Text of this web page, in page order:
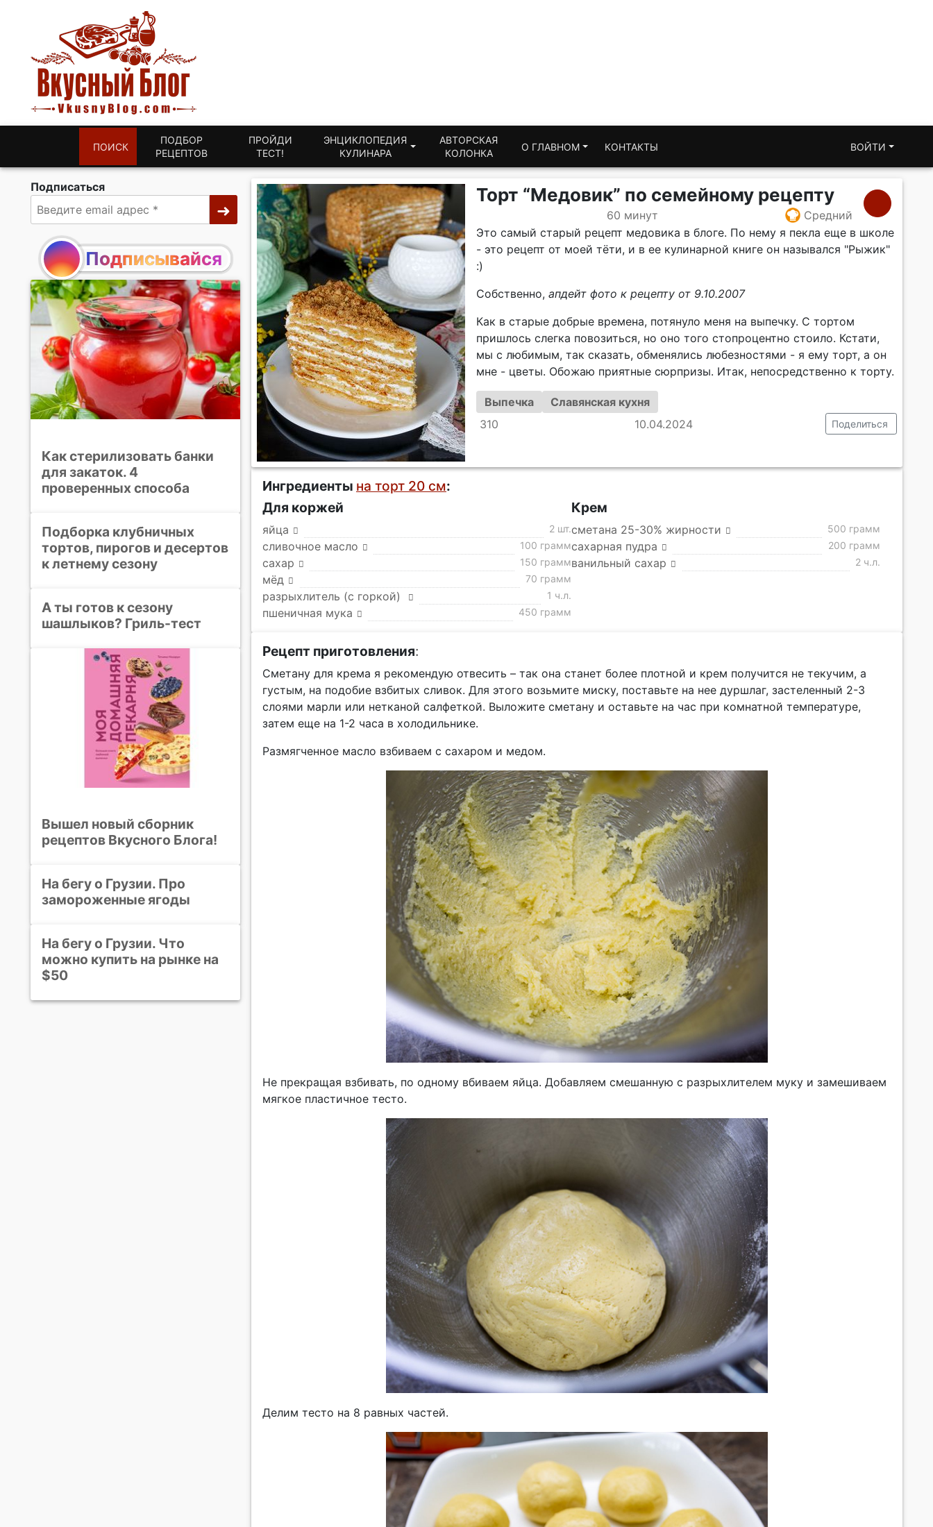
ПОИСК
ПОДБОР
РЕЦЕПТОВ
ПРОЙДИ
ТЕСТ!
ЭНЦИКЛОПЕДИЯ
КУЛИНАРА
АВТОРСКАЯ
КОЛОНКА
О ГЛАВНОМ КОНТАКТЫ ВОЙТИ
Торт “Медовик” по семейному рецепту
60 минут
Средний
Это самый старый рецепт медовика в блоге. По нему я пекла еще в школе
- это рецепт от моей тёти, и в ее кулинарной книге он назывался "Рыжик"
:)
Собственно, апдейт фото к рецепту от 9.10.2007
Как в старые добрые времена, потянуло меня на выпечку. С тортом
пришлось слегка повозиться, но оно того стопроцентно стоило. Кстати,
мы с любимым, так сказать, обменялись любезностями - я ему торт, а он
мне - цветы. Обожаю приятные сюрпризы. Итак, непосредственно к торту.
Выпечка
Славянская кухня
310
10.04.2024 Поделиться
Ингредиенты на торт 20 см:
Для коржей
яйца 2 шт.
сливочное масло 100 грамм
сахар 150 грамм
мёд 70 грамм
разрыхлитель (с горкой) 1 ч.л.
пшеничная мука 450 грамм
Крем
сметана 25-30% жирности 500 грамм
сахарная пудра 200 грамм
ванильный сахар 2 ч.л.
Рецепт приготовления:
Сметану для крема я рекомендую отвесить – так она станет более плотной и крем получится не текучим, а
густым, на подобие взбитых сливок. Для этого возьмите миску, поставьте на нее дуршлаг, застеленный 2-3
слоями марли или нетканой салфеткой. Выложите сметану и оставьте на час при комнатной температуре,
затем еще на 1-2 часа в холодильнике.
Размягченное масло взбиваем с сахаром и медом.
Не прекращая взбивать, по одному вбиваем яйца. Добавляем смешанную с разрыхлителем муку и замешиваем
мягкое пластичное тесто.
Делим тесто на 8 равных частей.
Подписаться
Подписывайся
Как стерилизовать банки
для закаток. 4
проверенных способа
Подборка клубничных
тортов, пирогов и десертов
к летнему сезону
А ты готов к сезону
шашлыков? Гриль-тест
Вышел новый сборник
рецептов Вкусного Блога!
На бегу о Грузии. Про
замороженные ягоды
На бегу о Грузии. Что
можно купить на рынке на
$50